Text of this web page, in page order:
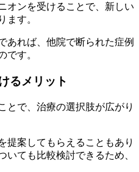
オンを受けることで、新しい
ます。
あれば、他院で断られた症例
です。
るメリット
とで、治療の選択肢が広がり
提案してもらえることもあり
いても比較検討できるため、